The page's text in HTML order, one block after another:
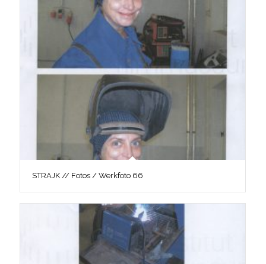
STRAJK // Fotos / Werkfoto 66